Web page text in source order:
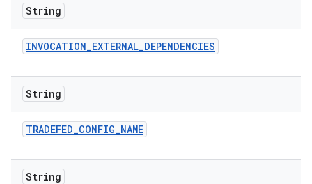
String
INVOCATION_EXTERNAL_DEPENDENCIES
String
TRADEFED_CONFIG_NAME
String